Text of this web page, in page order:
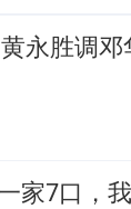
永胜调
家7口，